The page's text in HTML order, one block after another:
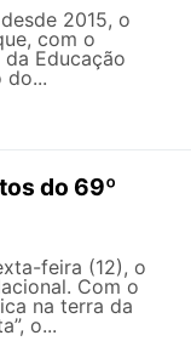
2015, o
com o
Educação
do...
do 69º
feira (12), o
Com o
na terra da
o...